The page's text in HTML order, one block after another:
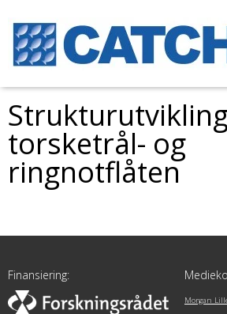
torsketrål- og
ringnotflåten
Finansiering:
Morgan